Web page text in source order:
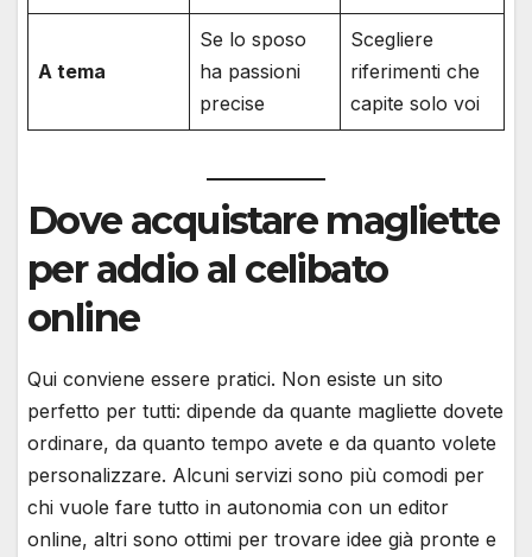
A tema
Se lo sposo
ha passioni
precise
Scegliere
riferimenti che
capite solo voi
Dove acquistare magliette
per addio al celibato
online
Qui conviene essere pratici. Non esiste un sito
perfetto per tutti: dipende da quante magliette dovete
ordinare, da quanto tempo avete e da quanto volete
personalizzare. Alcuni servizi sono più comodi per
chi vuole fare tutto in autonomia con un editor
online, altri sono ottimi per trovare idee già pronte e